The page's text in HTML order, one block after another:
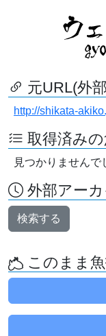
元URL(外
http://shikata-
取得済み
見つかりませんで
外部アー
検索する
このまま